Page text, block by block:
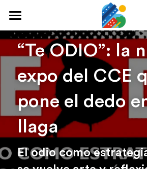
Home
Qué hacer
Arte y cultura
Cine y TV
Comida y tragos
Tours desde San José
“Te ODIO”: la
expo del CCE
pone el dedo
llaga
El odio como